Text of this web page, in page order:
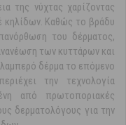
της νύχτας χαρίζοντας
κηλίδων. Καθώς το βράδυ
του δέρματος,
των κυττάρων και
δέρμα το επόμενο
την τεχνολογία
από πρωτοποριακές
δερματολόγους για την